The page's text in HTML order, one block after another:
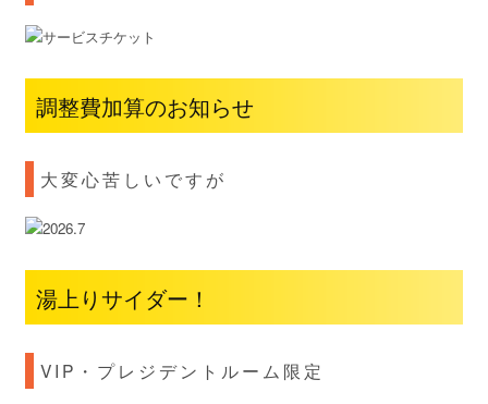
調整費加算のお知らせ
大変心苦しいですが
湯上りサイダー！
VIP・プレジデントルーム限定